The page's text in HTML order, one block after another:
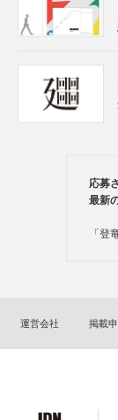
応募
最新
「登
運営会社 掲載